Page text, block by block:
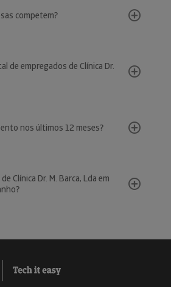
competem?
de empregados de Clínica Dr.
nos últimos 12 meses?
Clínica Dr. M. Barca, Lda em